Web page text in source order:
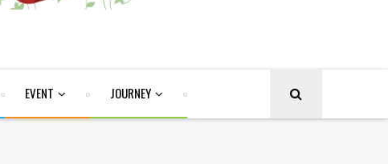
EVENT JOURNEY